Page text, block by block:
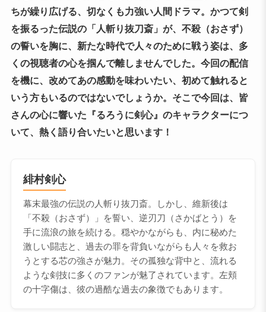
ちが繰り広げる、切なくも力強い人間ドラマ。かつて剣
を振るった伝説の「人斬り抜刀斎」が、不殺（おさず）
の誓いを胸に、新たな時代で人々のために戦う姿は、多
くの視聴者の心を掴んで離しませんでした。今回の配信
を機に、改めてあの感動を味わいたい、初めて触れると
いう方もいるのではないでしょうか。そこで今回は、皆
さんの心に響いた『るろうに剣心』のキャラクターにつ
いて、熱く語り合いたいと思います！
緋村剣心
幕末最強の伝説の人斬り抜刀斎。しかし、維新後は
「不殺（おさず）」を誓い、逆刃刀（さかばとう）を
手に流浪の旅を続ける。穏やかながらも、内に秘めた
激しい闘志と、過去の罪を背負いながらも人々を救お
うとする芯の強さが魅力。その孤独な背中と、流れる
ような剣技に多くのファンが魅了されています。左頬
の十字傷は、彼の過酷な過去の象徴でもあります。